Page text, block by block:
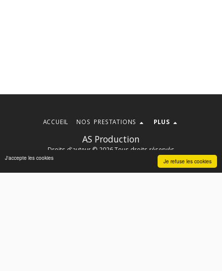
Je refuse les cookies
J'accepte les cookies
AS Production
Droits d'auteur © 2026 Tous droits réservés
CGU et CGV
Politique de Confidentialité - RGPD
ACCUEIL NOS PRESTATIONS PLUS